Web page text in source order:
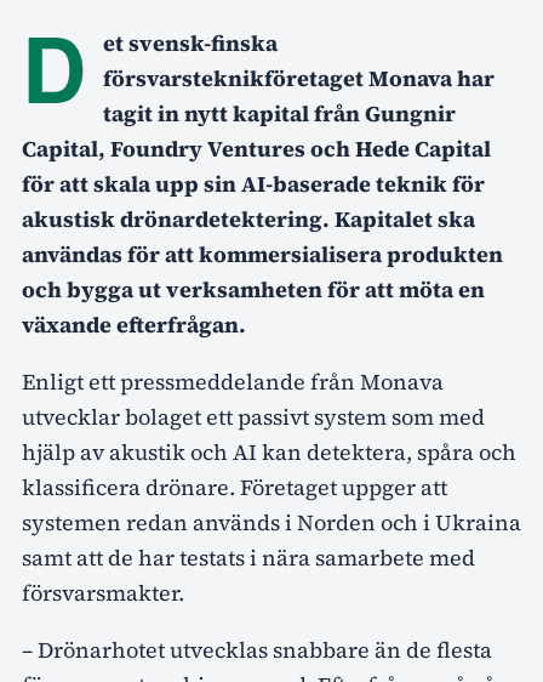
D
et svensk-finska
försvarsteknikföretaget Monava har
tagit in nytt kapital från Gungnir
Capital, Foundry Ventures och Hede Capital
för att skala upp sin AI-baserade teknik för
akustisk drönardetektering. Kapitalet ska
användas för att kommersialisera produkten
och bygga ut verksamheten för att möta en
växande efterfrågan.
Enligt ett pressmeddelande från Monava
utvecklar bolaget ett passivt system som med
hjälp av akustik och AI kan detektera, spåra och
klassificera drönare. Företaget uppger att
systemen redan används i Norden och i Ukraina
samt att de har testats i nära samarbete med
försvarsmakter.
– Drönarhotet utvecklas snabbare än de flesta